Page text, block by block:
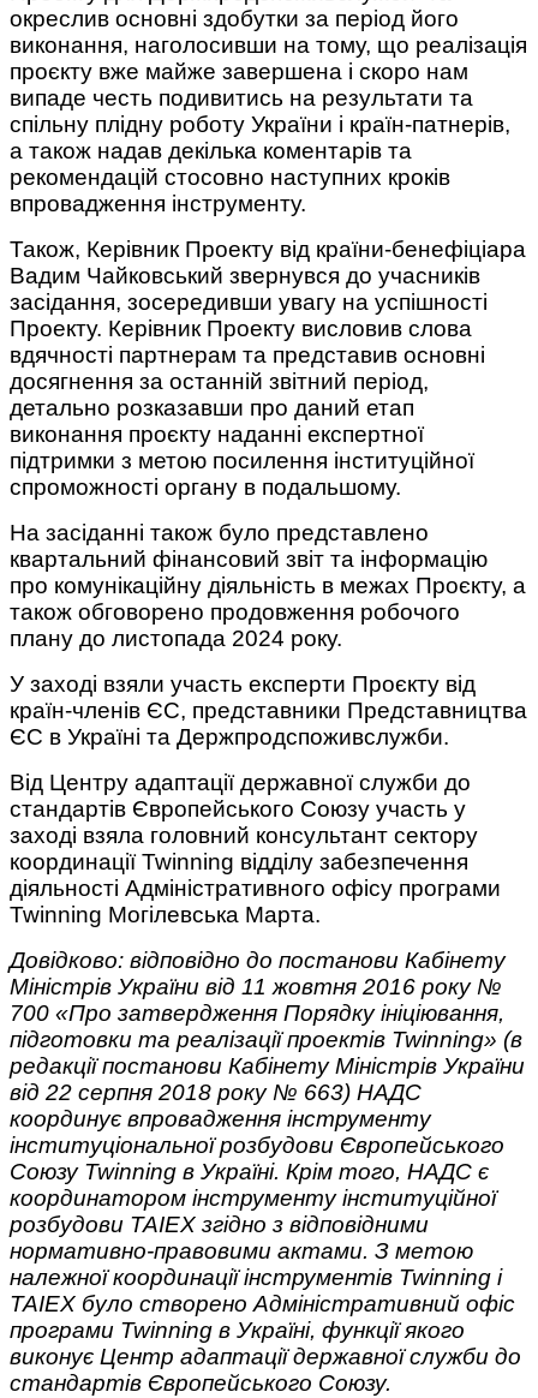
окреслив основні здобутки за період його
виконання, наголосивши на тому, що реалізація
проєкту вже майже завершена і скоро нам
випаде честь подивитись на результати та
спільну плідну роботу України і країн-патнерів,
а також надав декілька коментарів та
рекомендацій стосовно наступних кроків
впровадження інструменту.
Також, Керівник Проекту від країни-бенефіціара
Вадим Чайковський звернувся до учасників
засідання, зосередивши увагу на успішності
Проекту. Керівник Проекту висловив слова
вдячності партнерам та представив основні
досягнення за останній звітний період,
детально розказавши про даний етап
виконання проєкту наданні експертної
підтримки з метою посилення інституційної
спроможності органу в подальшому.
На засіданні також було представлено
квартальний фінансовий звіт та інформацію
про комунікаційну діяльність в межах Проєкту, а
також обговорено продовження робочого
плану до листопада 2024 року.
У заході взяли участь експерти Проєкту від
країн-членів ЄС, представники Представництва
ЄС в Україні та Держпродспоживслужби.
Від Центру адаптації державної служби до
стандартів Європейського Союзу участь у
заході взяла головний консультант сектору
координації Twinning відділу забезпечення
діяльності Адміністративного офісу програми
Twinning Могілевська Марта.
Довідково: відповідно до постанови Кабінету
Міністрів України від 11 жовтня 2016 року №
700 «Про затвердження Порядку ініціювання,
підготовки та реалізації проектів Twinning» (в
редакції постанови Кабінету Міністрів України
від 22 серпня 2018 року № 663) НАДС
координує впровадження інструменту
інституціональної розбудови Європейського
Союзу Twinning в Україні. Крім того, НАДС є
координатором інструменту інституційної
розбудови TAIEX згідно з відповідними
нормативно-правовими актами. З метою
належної координації інструментів Twinning і
TAIEX було створено Адміністративний офіс
програми Twinning в Україні, функції якого
виконує Центр адаптації державної служби до
стандартів Європейського Союзу.